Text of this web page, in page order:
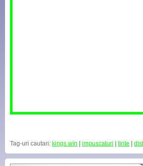
Tag-uri cautari: kings win impuscaturi tinte